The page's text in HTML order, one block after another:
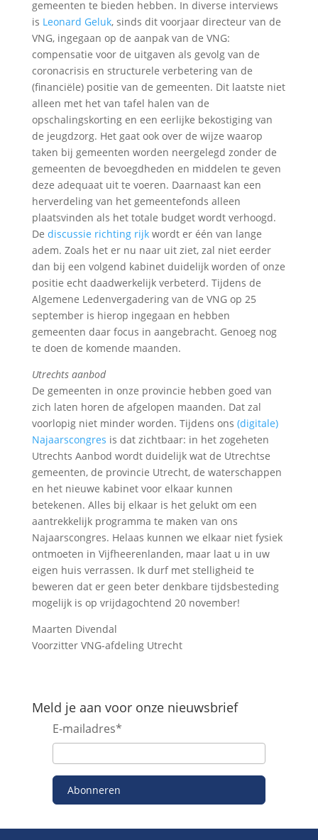
gemeenten te bieden hebben. In diverse interviews
is Leonard Geluk, sinds dit voorjaar directeur van de
VNG, ingegaan op de aanpak van de VNG:
compensatie voor de uitgaven als gevolg van de
coronacrisis en structurele verbetering van de
(financiële) positie van de gemeenten. Dit laatste niet
alleen met het van tafel halen van de
opschalingskorting en een eerlijke bekostiging van
de jeugdzorg. Het gaat ook over de wijze waarop
taken bij gemeenten worden neergelegd zonder de
gemeenten de bevoegdheden en middelen te geven
deze adequaat uit te voeren. Daarnaast kan een
herverdeling van het gemeentefonds alleen
plaatsvinden als het totale budget wordt verhoogd.
De discussie richting rijkwordt er één van lange
adem. Zoals het er nu naar uit ziet, zal niet eerder
dan bij een volgend kabinet duidelijk worden of onze
positie echt daadwerkelijk verbeterd. Tijdens de
Algemene Ledenvergadering van de VNG op 25
september is hierop ingegaan en hebben
gemeenten daar focus in aangebracht. Genoeg nog
te doen de komende maanden.
Utrechts aanbod
De gemeenten in onze provincie hebben goed van
zich laten horen de afgelopen maanden. Dat zal
voorlopig niet minder worden. Tijdens ons (digitale)
Najaarscongres is dat zichtbaar: in het zogeheten
Utrechts Aanbod wordt duidelijk wat de Utrechtse
gemeenten, de provincie Utrecht, de waterschappen
en het nieuwe kabinet voor elkaar kunnen
betekenen. Alles bij elkaar is het gelukt om een
aantrekkelijk programma te maken van ons
Najaarscongres. Helaas kunnen we elkaar niet fysiek
ontmoeten in Vijfheerenlanden, maar laat u in uw
eigen huis verrassen. Ik durf met stelligheid te
beweren dat er geen beter denkbare tijdsbesteding
mogelijk is op vrijdagochtend 20 november!
Maarten Divendal
Voorzitter VNG-afdeling Utrecht
Meld je aan voor onze nieuwsbrief
E-mailadres*
Abonneren